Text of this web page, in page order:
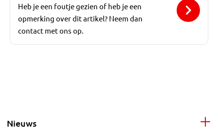
Heb je een foutje gezien of heb je een
opmerking over dit artikel? Neem dan
contact met ons op.
Nieuws